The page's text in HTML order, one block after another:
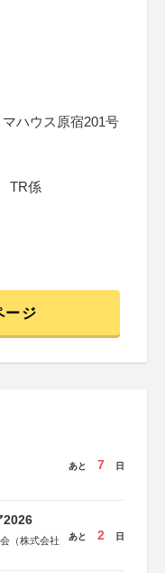
ハウス原宿201号
TR係
ージ
あと 7 日
2026
（株式会社
あと 2 日